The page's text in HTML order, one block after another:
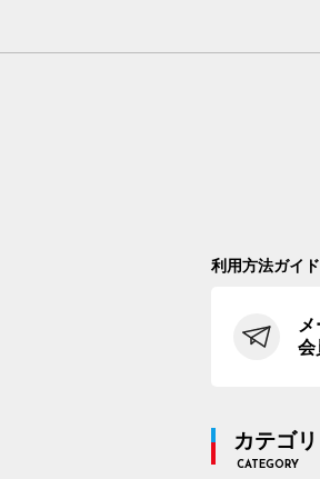
利用方法ガイド
会
カテゴリ
CATEGORY